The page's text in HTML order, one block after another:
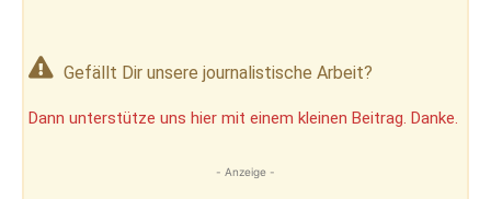
Gefällt Dir unsere journalistische Arbeit?
Dann unterstütze uns hier mit einem kleinen Beitrag. Danke.
- Anzeige -